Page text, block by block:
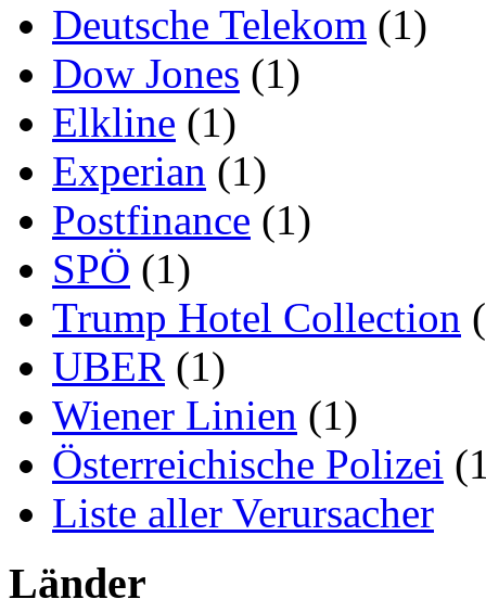
Deutsche Telekom (1)
Dow Jones (1)
Elkline (1)
Experian (1)
Postfinance (1)
SPÖ (1)
Trump Hotel Collection
UBER (1)
Wiener Linien (1)
Österreichische Polizei
Liste aller Verursacher
Länder